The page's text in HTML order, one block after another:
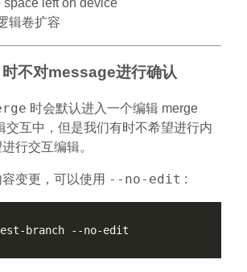
辑卷扩容
不对message进行确认
时会默认进入一个编辑 merge
交互中，但是我们有时不希望进行内
行交互编辑。
变更，可以使用 --no-edit :